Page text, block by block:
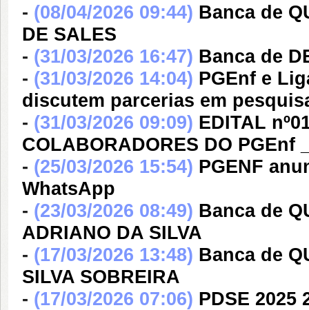
- (08/04/2026 09:44) Banca de
DE SALES
- (31/03/2026 16:47) Banca de
- (31/03/2026 14:04) PGEnf e
discutem parcerias em
- (31/03/2026 09:09) EDITAL
COLABORADORES DO PGEnf
- (25/03/2026 15:54) PGENF
WhatsApp
- (23/03/2026 08:49) Banca de
ADRIANO DA SILVA
- (17/03/2026 13:48) Banca de
SILVA SOBREIRA
- (17/03/2026 07:06) PDSE 2025